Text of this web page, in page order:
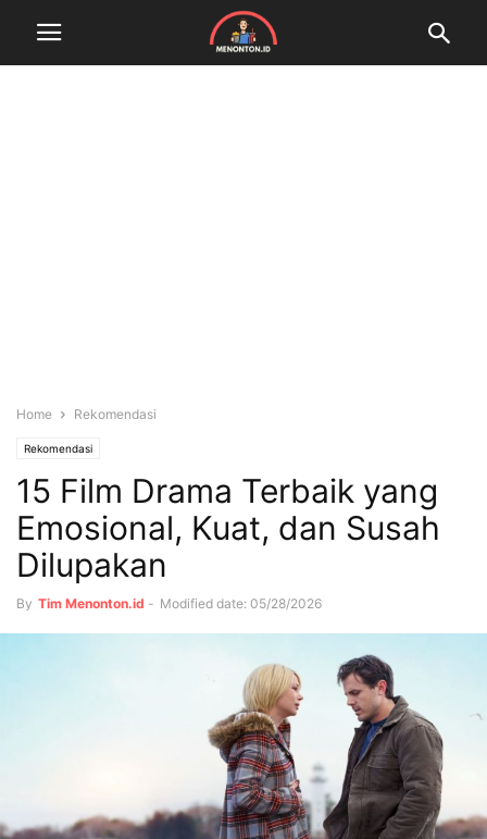
Home Rekomendasi
Rekomendasi
15 Film Drama Terbaik yang
Emosional, Kuat, dan Susah
Dilupakan
By Tim Menonton.id - Modified date: 05/28/2026